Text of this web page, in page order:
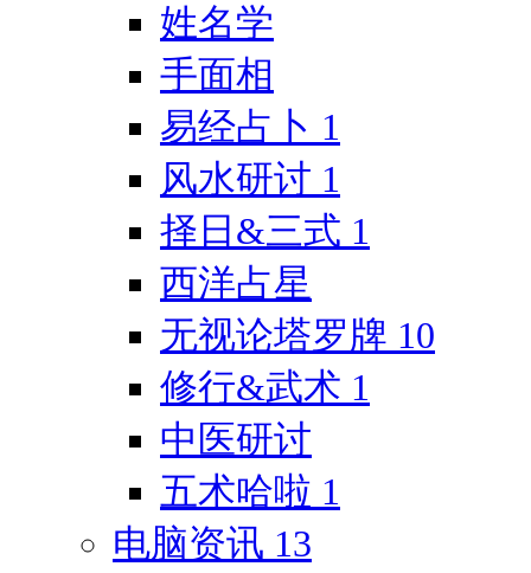
姓名学
手面相
易经占卜 1
风水研讨 1
择日&三式 1
西洋占星
无视论塔罗牌 10
修行&武术 1
中医研讨
五术哈啦 1
电脑资讯 13